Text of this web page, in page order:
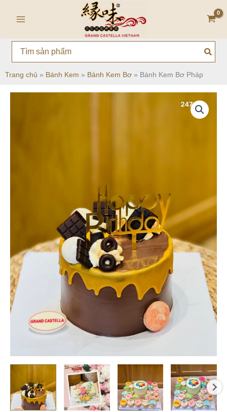
dung
for:
Trang chủ » Bánh Kem » Bánh Kem Bơ » Bánh Kem Bơ Pháp